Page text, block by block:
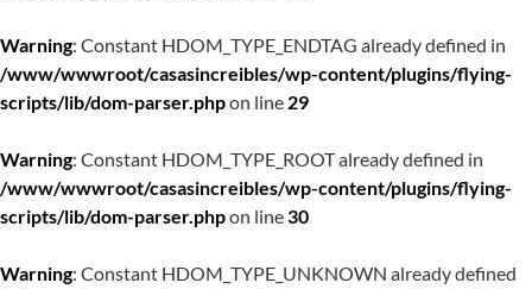
Warning: Constant HDOM_TYPE_ENDTAG already defined in
/www/wwwroot/casasincreibles/wp-content/plugins/flying-
scripts/lib/dom-parser.phpon line 29
Warning: Constant HDOM_TYPE_ROOT already defined in
/www/wwwroot/casasincreibles/wp-content/plugins/flying-
scripts/lib/dom-parser.phpon line30
Warning: Constant HDOM_TYPE_UNKNOWN already defined